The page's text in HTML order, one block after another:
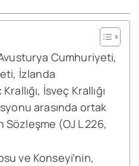
Cumhuriyeti,
İzlanda
İsveç Krallığı
arasında ortak
(OJ L 226,
ve Konseyi’nin,